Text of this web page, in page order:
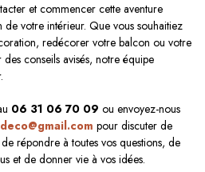
et commencer cette aventure
de votre intérieur. Que vous souhaitiez
redécorer votre balcon ou votre
conseils avisés, notre équipe
06 31 06 70 09 ou envoyez-nous
pour discuter de
répondre à toutes vos questions, de
et de donner vie à vos idées.